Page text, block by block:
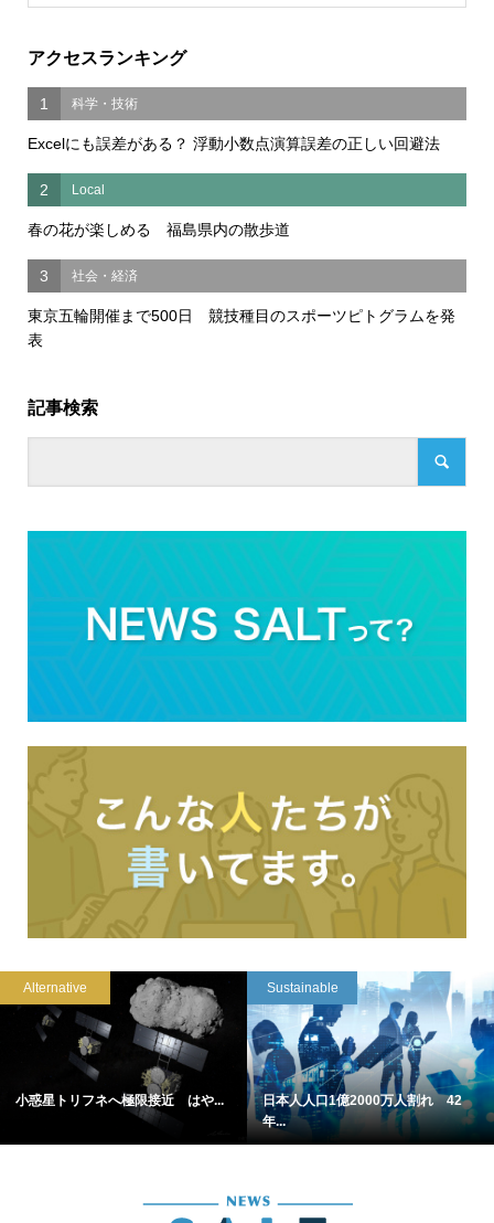
アクセスランキング
1 科学・技術
Excelにも誤差がある？ 浮動小数点演算誤差の正しい回避法
2 Local
春の花が楽しめる 福島県内の散歩道
3 社会・経済
東京五輪開催まで500日 競技種目のスポーツピトグラムを発
表
記事検索
Alternative
小惑星トリフネへ極限接近 はや...
Sustainable
日本人人口1億2000万人割れ 42
年...